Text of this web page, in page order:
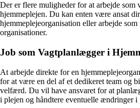
Der er flere muligheder for at arbejde
hjemmeplejen. Du kan enten være ansat
hjemmeplejeorganisation eller arbejde
organisationer.
Job som Vagtplanlægger i
At arbejde direkte for en
for at være en del af et dedikeret team og
velfærd. Du vil have ansvaret for at
i plejen og håndtere eventuelle ændringer i